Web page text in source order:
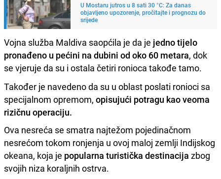
U Mostaru jutros u 8 sati 30 °C: Za danas
objavljeno upozorenje, pročitajte i prognozu do
srijede
Vojna služba Maldiva saopćila je da je jedno tijelo
pronađeno u pećini na dubini od oko 60 metara, dok
se vjeruje da su i ostala četiri ronioca takođe tamo.
Također je navedeno da su u oblast poslati ronioci sa
specijalnom opremom, opisujući potragu kao veoma
rizičnu operaciju.
Ova nesreća se smatra najtežom pojedinačnom
nesrećom tokom ronjenja u ovoj maloj zemlji Indijskog
okeana, koja je popularna turistička destinacija zbog
svojih niza koraljnih ostrva.